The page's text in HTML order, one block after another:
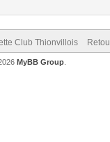
Club Thionvillois
MyBB Group.